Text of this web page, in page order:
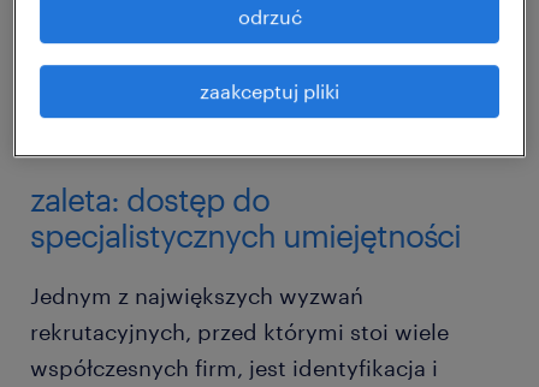
zaleta: dostęp do
specjalistycznych umiejętności
Jednym z największych wyzwań
rekrutacyjnych, przed którymi stoi wiele
współczesnych firm, jest identyfikacja i
zaakceptuj pliki
odrzuć